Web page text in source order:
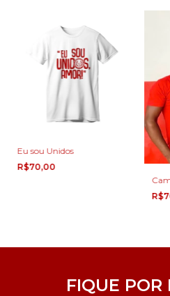
Eu sou Unidos
R$70,00
FIQUE POR